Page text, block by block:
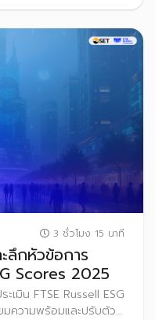
3 ชั่วโมง 15 นาที
ลึกหัวข้อการ
Scores 2025
ะเมิน FTSE Russell ESG
มความพร้อมและปรับตัว